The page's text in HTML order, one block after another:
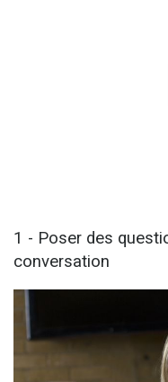
1 - Poser des
conversation